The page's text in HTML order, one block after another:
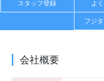
スタッフ登録 よ
フジ
会社概要